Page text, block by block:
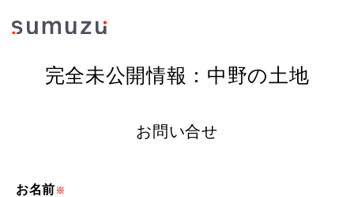
完全未公開情報：中野の土地
お問い合せ
お名前※